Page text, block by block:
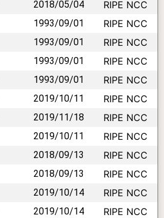
2018/05/04 RIPE NCC
1993/09/01 RIPE NCC
1993/09/01 RIPE NCC
1993/09/01 RIPE NCC
1993/09/01 RIPE NCC
2019/10/11 RIPE NCC
2019/11/18 RIPE NCC
2019/10/11 RIPE NCC
2018/09/13 RIPE NCC
2018/09/13 RIPE NCC
2019/10/14 RIPE NCC
2019/10/14 RIPE NCC